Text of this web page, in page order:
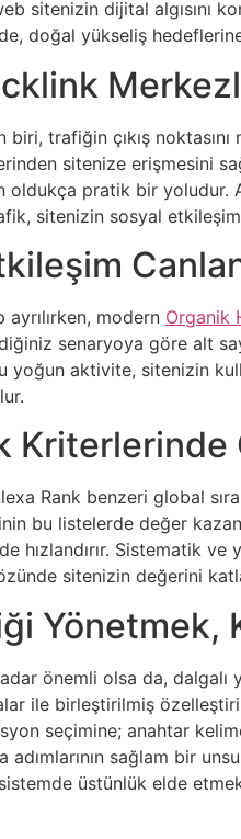
sitenizin dijital
doğal yükseliş
biri, trafiğin çıkış
sitenize erişmesini
oldukça pratik bir
sitenizin sosyal
modern Organik
senaryoya göre alt
yoğun aktivite, sitenizin
Rank benzeri global
bu listelerde değer
hızlandırır. Sistematik
sitenizin değerini
Yönetmek,
önemli olsa da, dalgalı
ile birleştirilmiş
seçimine; anahtar
sağlam bir
üstünlük elde